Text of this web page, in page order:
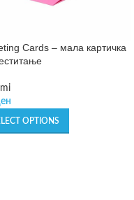
Cards – мала картичка
OPTIONS